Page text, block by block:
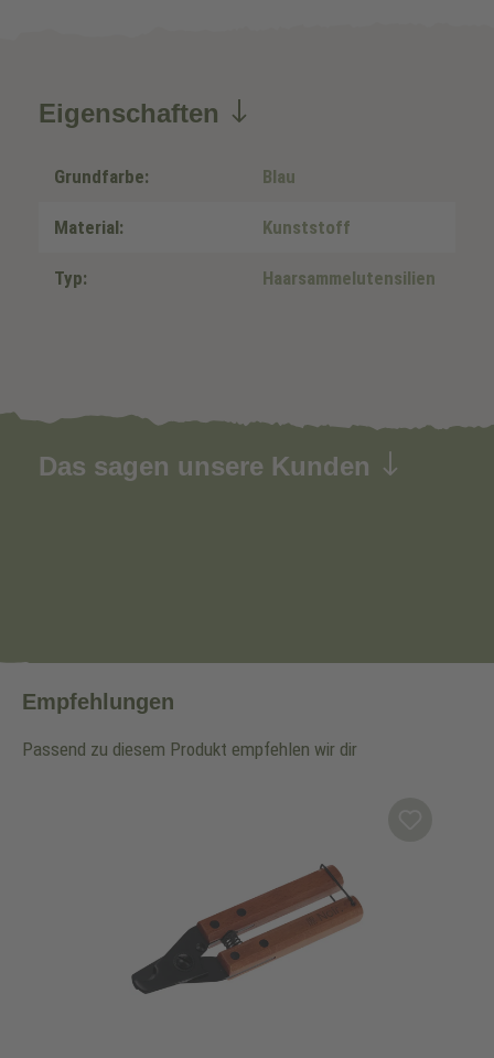
Eigenschaften
Grundfarbe: Blau
Material: Kunststoff
Typ: Haarsammelutensilien
Das sagen unsere Kunden
Empfehlungen
Passend zu diesem Produkt empfehlen wir dir